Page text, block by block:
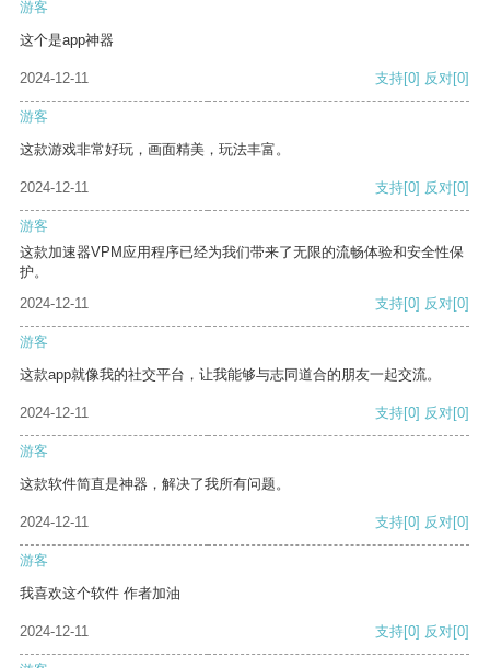
游客
这个是app神器
2024-12-11 支持[0] 反对[0]
游客
这款游戏非常好玩，画面精美，玩法丰富。
2024-12-11 支持[0] 反对[0]
游客
这款加速器VPM应用程序已经为我们带来了无限的流畅体验和安全性保
护。
2024-12-11
支持[0] 反对[0]
游客
这款app就像我的社交平台，让我能够与志同道合的朋友一起交流。
2024-12-11 支持[0] 反对[0]
游客
这款软件简直是神器，解决了我所有问题。
2024-12-11 支持[0] 反对[0]
游客
我喜欢这个软件 作者加油
2024-12-11 支持[0] 反对[0]